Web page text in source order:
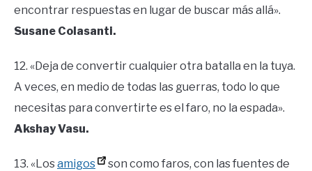
encontrar respuestas en lugar de buscar más allá».
Susane Colasanti.
12. «Deja de convertir cualquier otra batalla en la tuya.
A veces, en medio de todas las guerras, todo lo que
necesitas para convertirte es el faro, no la espada».
Akshay Vasu.
13. «Losamigos
son como faros, con las fuentes de